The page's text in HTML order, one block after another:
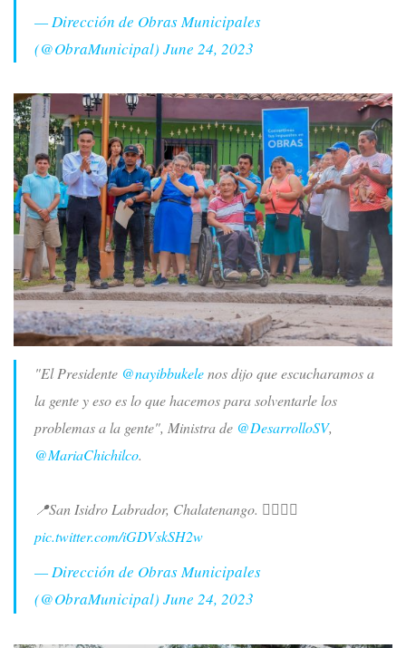
— Dirección de Obras Municipales
(@ObraMunicipal) June 24, 2023
"El Presidente @nayibbukelenos dijo que escucharamos a
la gente y eso es lo que hacemos para solventarle los
problemas a la gente", Ministra de @DesarrolloSV,
@MariaChichilco.
📍San Isidro Labrador, Chalatenango. 👷‍♂️👷‍♀️
pic.twitter.com/iGDVskSH2w
— Dirección de Obras Municipales
(@ObraMunicipal) June 24, 2023